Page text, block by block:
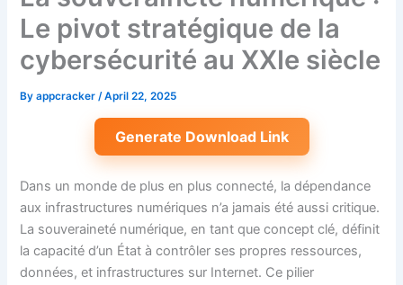
Le pivot stratégique de la
cybersécurité au XXIe siècle
Byappcracker/April 22, 2025
Generate Download Link
Dans un monde de plus en plus connecté, la dépendance
aux infrastructures numériques n’a jamais été aussi critique.
La souveraineté numérique, en tant que concept clé, définit
la capacité d’un État à contrôler ses propres ressources,
données, et infrastructures sur Internet. Ce pilier